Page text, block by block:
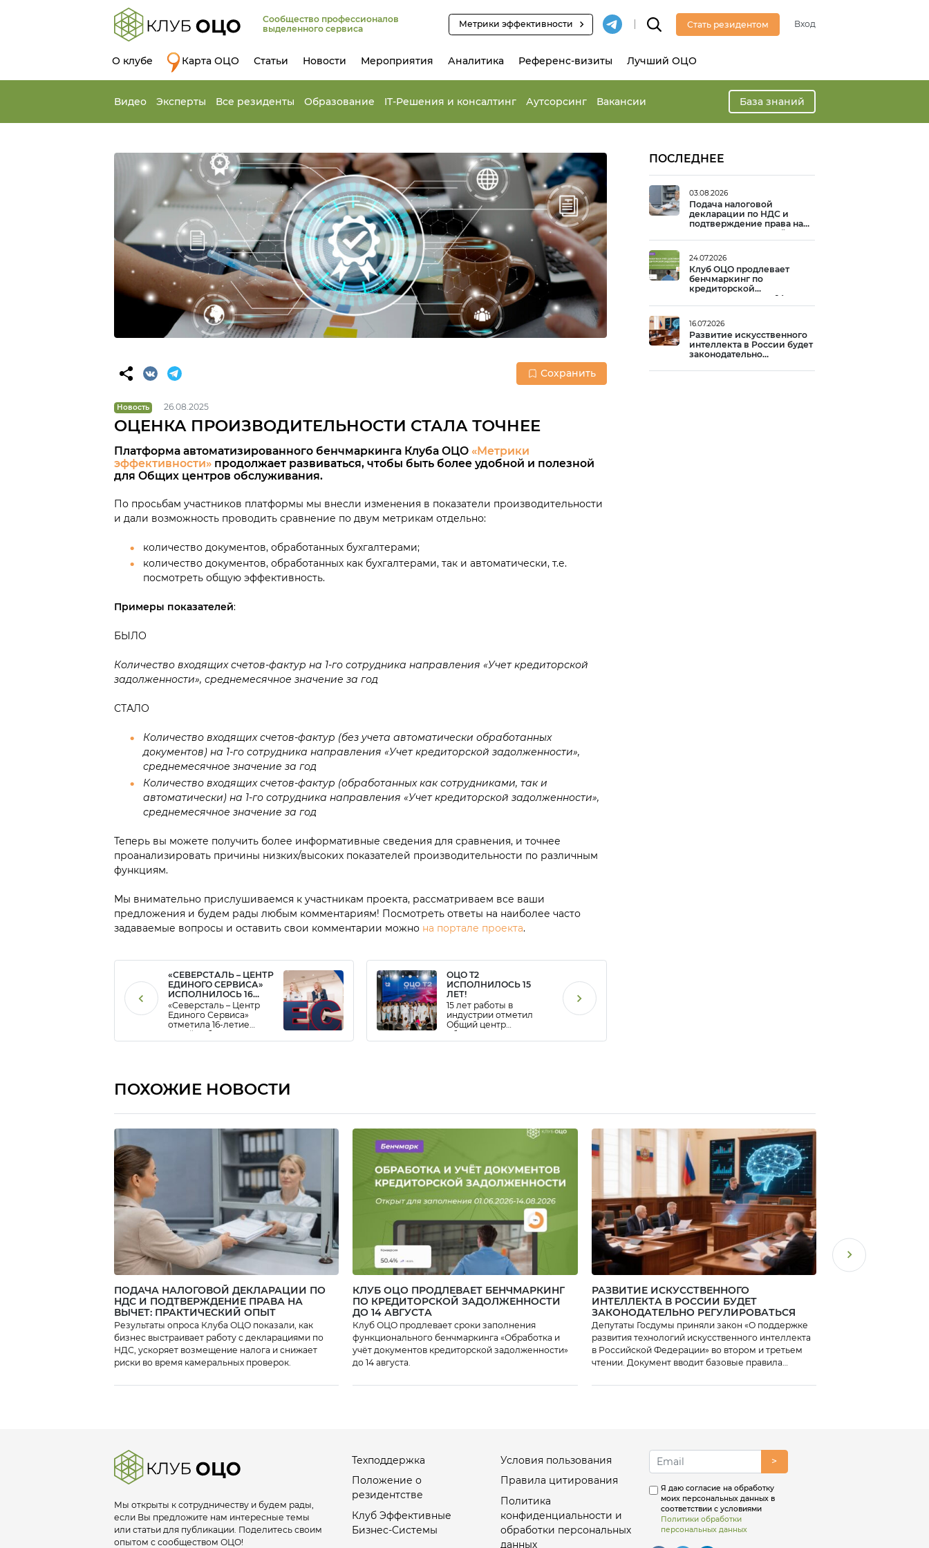
Сообщество профессионалов
выделенного сервиса
Метрики эффективности Стать резидентом Вход
О клубе Карта ОЦО Статьи Новости Мероприятия Аналитика Референс-визиты Лучший ОЦО
Видео Эксперты Все резиденты Образование IT-Решения и консалтинг Аутсорсинг Вакансии База знаний
Сохранить
Новость 26.08.2025
ОЦЕНКА ПРОИЗВОДИТЕЛЬНОСТИ СТАЛА ТОЧНЕЕ
Платформа автоматизированного бенчмаркинга Клуба ОЦО «Метрики
эффективности»продолжает развиваться, чтобы быть более удобной и полезной
для Общих центров обслуживания.
По просьбам участников платформы мы внесли изменения в показатели производительности
и дали возможность проводить сравнение по двум метрикам отдельно:
количество документов, обработанных бухгалтерами;
количество документов, обработанных как бухгалтерами, так и автоматически, т.е.
посмотреть общую эффективность.
Примеры показателей:
БЫЛО
Количество входящих счетов-фактур на 1-го сотрудника направления «Учет кредиторской
задолженности», среднемесячное значение за год
СТАЛО
Количество входящих счетов-фактур (без учета автоматически обработанных
документов) на 1-го сотрудника направления «Учет кредиторской задолженности»,
среднемесячное значение за год
Количество входящих счетов-фактур (обработанных как сотрудниками, так и
автоматически) на 1-го сотрудника направления «Учет кредиторской задолженности»,
среднемесячное значение за год
Теперь вы можете получить более информативные сведения для сравнения, и точнее
проанализировать причины низких/высоких показателей производительности по различным
функциям.
Мы внимательно прислушиваемся к участникам проекта, рассматриваем все ваши
предложения и будем рады любым комментариям! Посмотреть ответы на наиболее часто
задаваемые вопросы и оставить свои комментарии можно на портале проекта.
«СЕВЕРСТАЛЬ – ЦЕНТР
ЕДИНОГО СЕРВИСА»
ИСПОЛНИЛОСЬ 16
ЛЕТ!
«Северсталь – Центр
Единого Сервиса»
отметила 16-летие
своей работы на рынке
Общих центров
ОЦО T2
ИСПОЛНИЛОСЬ 15
ЛЕТ!
15 лет работы в
индустрии отметил
Общий центр
обслуживания
компании T2!ОЦО был
бухгалтерские и
услуги, за годы работы
процессов, достиг
уровня зрелости. В
2022 году Центр начал
глобальную
трансформацию для
построения
клиентоцентричной
модели, […]
ПОСЛЕДНЕЕ
03.08.2026
Подача налоговой
декларации по НДС и
подтверждение права на
вычет: практический опыт
24.07.2026
Клуб ОЦО продлевает
бенчмаркинг по
кредиторской
задолженности до 14
августа
16.07.2026
Развитие искусственного
интеллекта в России будет
законодательно
ПОХОЖИЕ НОВОСТИ
ПОДАЧА НАЛОГОВОЙ ДЕКЛАРАЦИИ ПО
НДС И ПОДТВЕРЖДЕНИЕ ПРАВА НА
ВЫЧЕТ: ПРАКТИЧЕСКИЙ ОПЫТ
Результаты опроса Клуба ОЦО показали, как
бизнес выстраивает работу с декларациями по
НДС, ускоряет возмещение налога и снижает
риски во время камеральных проверок.
КЛУБ ОЦО ПРОДЛЕВАЕТ БЕНЧМАРКИНГ
ПО КРЕДИТОРСКОЙ ЗАДОЛЖЕННОСТИ
ДО 14 АВГУСТА
Клуб ОЦО продлевает сроки заполнения
функционального бенчмаркинга «Обработка и
учёт документов кредиторской задолженности»
до 14 августа.
РАЗВИТИЕ ИСКУССТВЕННОГО
ИНТЕЛЛЕКТА В РОССИИ БУДЕТ
ЗАКОНОДАТЕЛЬНО РЕГУЛИРОВАТЬСЯ
Депутаты Госдумы приняли закон «О поддержке
развития технологий искусственного интеллекта
в Российской Федерации» во втором и третьем
чтении. Документ вводит базовые правила
статус разработчиков больших AI- моделей.
Мы открыты к сотрудничеству и будем рады,
если Вы предложите нам интересные темы
или статьи для публикации. Поделитесь своим
опытом с сообществом ОЦО!
Техподдержка
Положение о
резидентстве
Клуб Эффективные
Бизнес-Системы
Условия пользования
Правила цитирования
Политика
конфиденциальности и
обработки персональных
данных
>
Я даю согласие на обработку
моих персональных данных в
соответствии с условиями
Политики обработки
персональных данных